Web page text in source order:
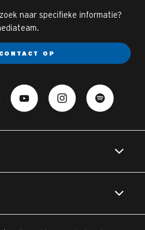
naar specifieke informatie?
OP